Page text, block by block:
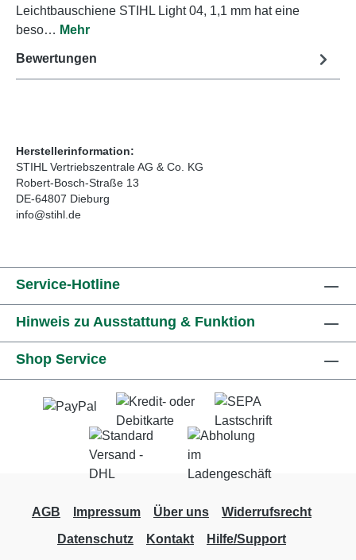
Leichtbauschiene STIHL Light 04, 1,1 mm hat eine
beso… Mehr
Bewertungen
Herstellerinformation:
STIHL Vertriebszentrale AG & Co. KG
Robert-Bosch-Straße 13
DE-64807 Dieburg
info@stihl.de
Service-Hotline
Hinweis zu Ausstattung & Funktion
Shop Service
AGB Impressum Über uns
Widerrufsrecht
Datenschutz
Kontakt
Hilfe/Support